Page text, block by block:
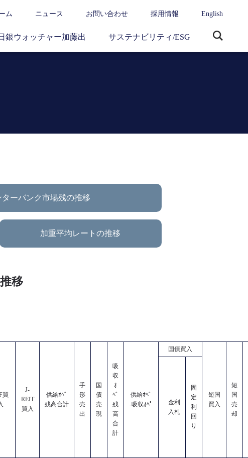
ム ニュース お問い合わせ 採用情報 English
銀ウォッチャー加藤出 サステナビリティ/ESG
ターバンク市場残の推移
加重平均レートの推移
移
買
J-
REIT
買入
供給ｵﾍﾟ
残高合計
手
形
売
出
国
債
売
現
吸
収
ｵ
ﾍﾟ
残
高
合
計
供給ｵﾍﾟ
-吸収ｵﾍﾟ
国債買入
短国
買入
短
国
売
却
金利
入札
固
定
利
回
り